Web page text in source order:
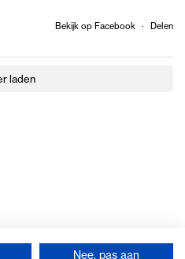
Bekijk op Facebook · Delen
laden
Nee, pas aan